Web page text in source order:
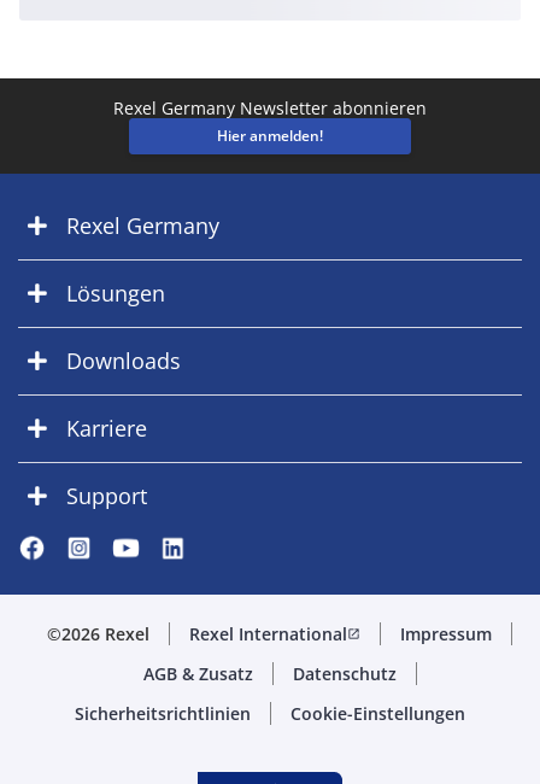
Rexel Germany Newsletter abonnieren
Hier anmelden!
Rexel Germany
Lösungen
Downloads
Karriere
Support
©2026 Rexel Rexel Internationalopen_in_new
Impressum
AGB & Zusatz
Datenschutz
Sicherheitsrichtlinien
Cookie-Einstellungen